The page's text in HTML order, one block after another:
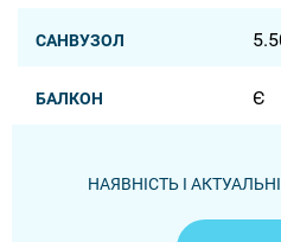
САНВУЗОЛ
БАЛКОН Є
НАЯВНІСТЬ І